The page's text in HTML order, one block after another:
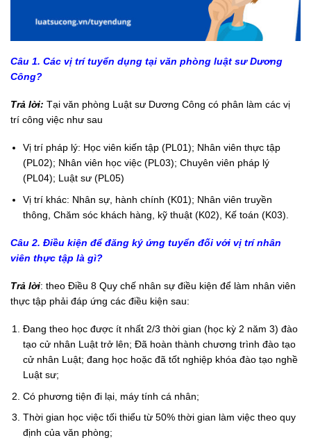
Câu 1. Các vị trí tuyển dụng tại văn phòng luật sư Dương
Công?
Trả lời: Tại văn phòng Luật sư Dương Công có phân làm các vị
trí công việc như sau
Vị trí pháp lý: Học viên kiến tập (PL01); Nhân viên thực tập
(PL02); Nhân viên học việc (PL03); Chuyên viên pháp lý
(PL04); Luật sư (PL05)
Vị trí khác: Nhân sự, hành chính (K01); Nhân viên truyền
thông, Chăm sóc khách hàng, kỹ thuật (K02), Kế toán (K03).
Câu 2. Điều kiện để đăng ký ứng tuyển đối với vị trí nhân
viên thực tập là gì?
Trả lời: theo Điều 8 Quy chế nhân sự điều kiện để làm nhân viên
thực tập phải đáp ứng các điều kiện sau:
Đang theo học được ít nhất 2/3 thời gian (học kỳ 2 năm 3) đào
tạo cử nhân Luật trở lên; Đã hoàn thành chương trình đào tạo
cử nhân Luật; đang học hoặc đã tốt nghiệp khóa đào tạo nghề
Luật sư;
Có phương tiện đi lại, máy tính cá nhân;
Thời gian học việc tối thiểu từ 50% thời gian làm việc theo quy
định của văn phòng;